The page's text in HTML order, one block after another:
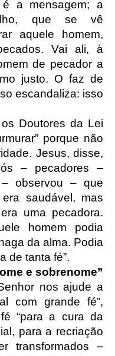
a mensagem; a
que se vê
aquele homem,
Vai ali, à
de pecador a
justo. O faz de
escandaliza: isso
Doutores da Lei
porque não
Jesus, disse,
– pecadores –
observou – que
saudável, mas
uma pecadora.
homem podia
da alma. Podia
de tanta fé”.
e sobrenome”
nos ajude a
com grande fé”,
“para a cura da
para a recriação
transformados –